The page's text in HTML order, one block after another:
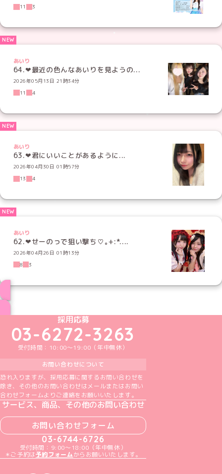
11
3
あいり
64.‪‪❤︎‬最近の色んなあいりを見ようの...
2026年05月13日 21時34分
11
4
あいり
63.‪‪❤︎‬君にいいことがあるように‪‪...
2026年04月30日 01時57分
13
4
あいり
62.‪‪❤︎‬せーのっで狙い撃ち♡｡+:*.‪...
2026年04月26日 01時13分
8
3
めいどりーみんTikTok公式アカウント
めいどりーみんX公式アカウント
めいどりーみんInstagram公式アカウント
めいどりーみんFacebook公式アカウン
めいどりーみんYouTube公式アカ
採用応募
03-6272-3263
受付時間：10:00～19:00（年中無休）
お問い合わせについて
恐れ入りますが、採用応募に関するお問い合わせを
除き、その他のお問い合わせはメールまたはお問い
合わせフォームよりご連絡をお願いいたします。
サービス、商品、その他のお問い合わせ
お問い合わせフォーム
03-6744-6726
受付時間：9:00～18:00（年中無休）
＊ご予約は予約フォームからお願いいたします。